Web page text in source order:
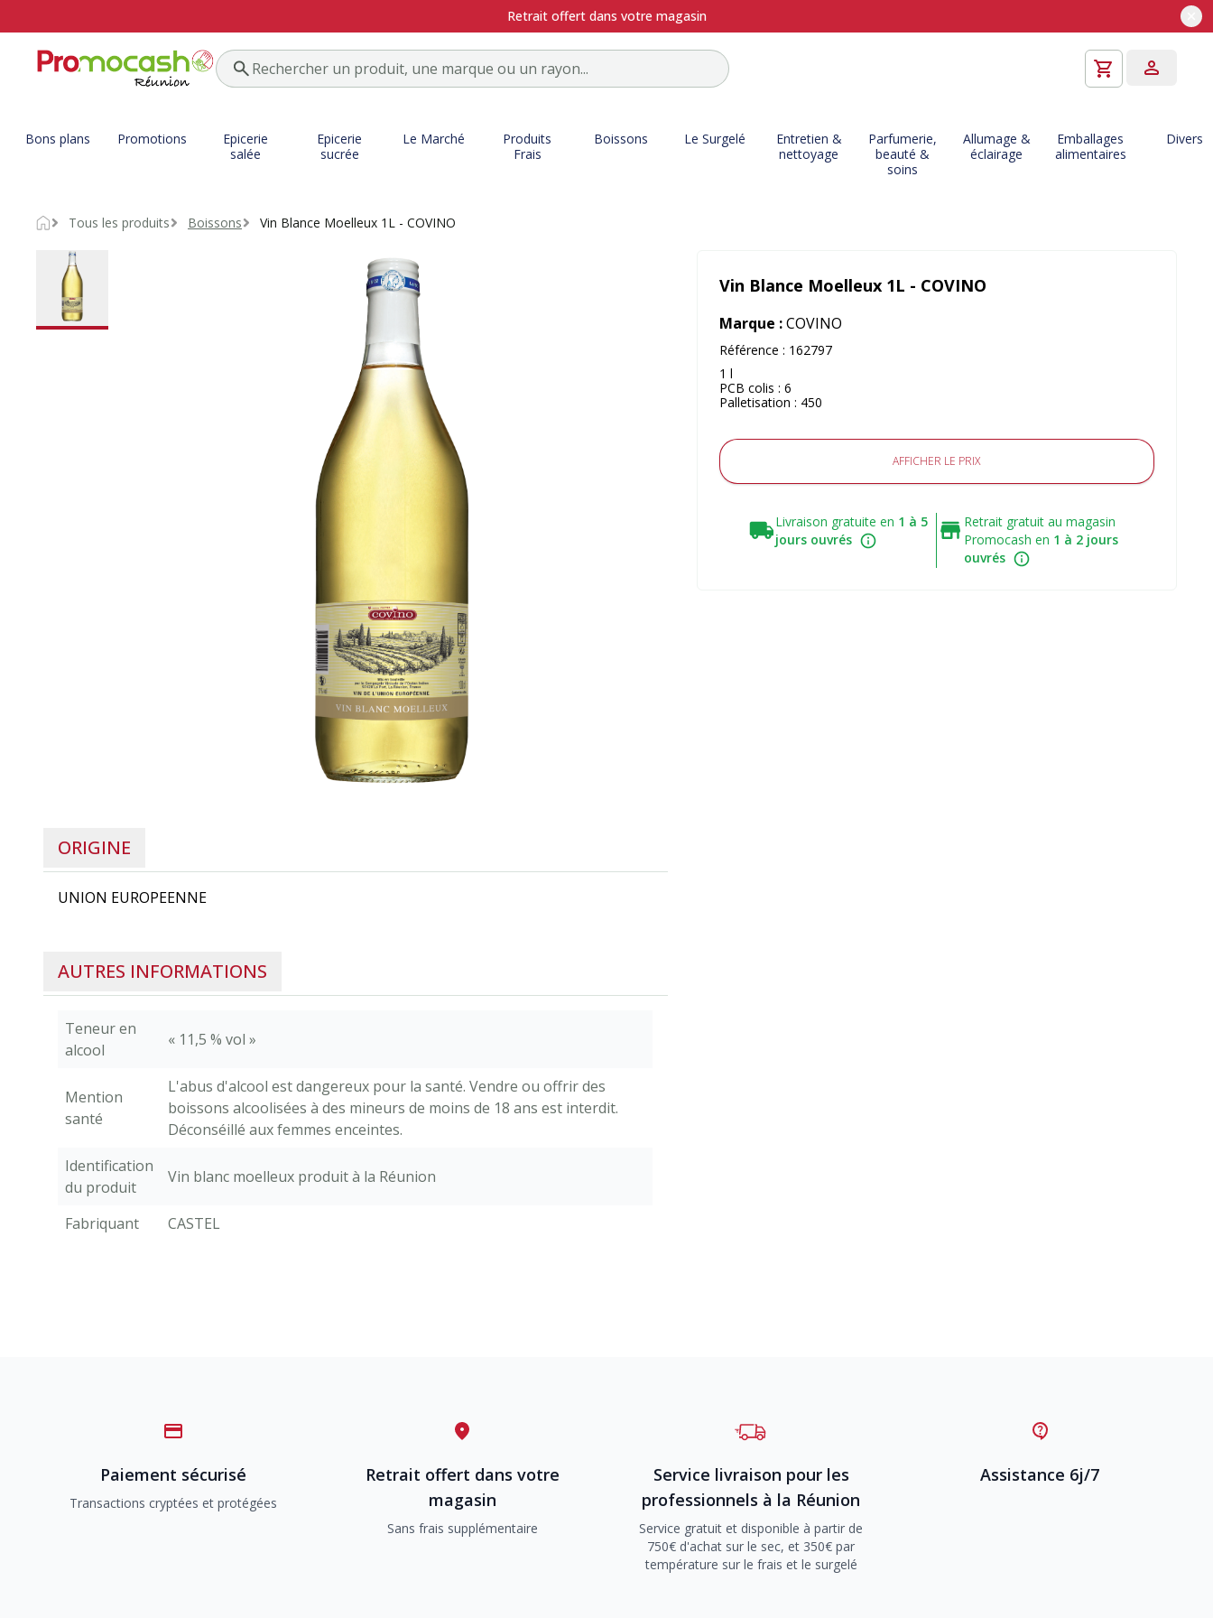
Retrait offert dans votre magasin
Bons plans Promotions
Epicerie
salée
Epicerie
sucrée
Le Marché
Produits
Frais
Boissons Le Surgelé
Entretien &
nettoyage
Parfumerie,
beauté &
soins
Allumage &
éclairage
Emballages
alimentaires
Divers
Tous les produits Boissons Vin Blance Moelleux 1L - COVINO
Vin Blance Moelleux 1L - COVINO
Marque :COVINO
Référence : 162797
1 l
PCB colis : 6
Palletisation : 450
AFFICHER LE PRIX
Livraison gratuite en 1 à 5
jours ouvrés
Retrait gratuit au magasin
Promocash en 1 à 2 jours
ouvrés
ORIGINE
UNION EUROPEENNE
AUTRES INFORMATIONS
Teneur en
alcool
« 11,5 % vol »
Mention
santé
L'abus d'alcool est dangereux pour la santé. Vendre ou offrir des
boissons alcoolisées à des mineurs de moins de 18 ans est interdit.
Déconséillé aux femmes enceintes.
Identification
du produit
Vin blanc moelleux produit à la Réunion
Fabriquant CASTEL
Paiement sécurisé
Transactions cryptées et protégées
Retrait offert dans votre
magasin
Sans frais supplémentaire
Service livraison pour les
professionnels à la Réunion
Service gratuit et disponible à partir de
750€ d'achat sur le sec, et 350€ par
température sur le frais et le surgelé
Assistance 6j/7